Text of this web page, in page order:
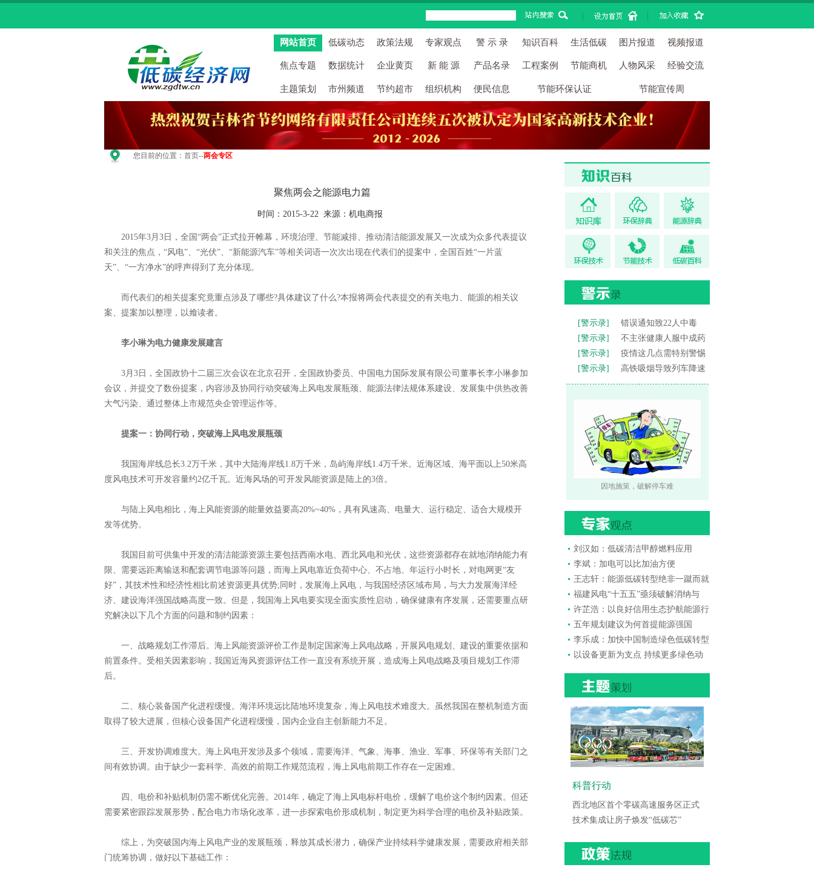
| |
网站首页 低碳动态 政策法规 专家观点 警 示 录 知识百科 生活低碳 图片报道 视频报道
焦点专题 数据统计 企业黄页 新 能 源 产品名录 工程案例 节能商机 人物风采 经验交流
主题策划 市州频道 节约超市 组织机构 便民信息 节能环保认证 节能宣传周
您目前的位置： 首页--两会专区
聚焦两会之能源电力篇
时间：2015-3-22 来源：机电商报
2015年3月3日，全国“两会”正式拉开帷幕，环境治理、节能减排、推动清洁能源发展又一次成为众多代表提议
和关注的焦点，“风电”、“光伏”、“新能源汽车”等相关词语一次次出现在代表们的提案中，全国百姓“一片蓝
天”、“一方净水”的呼声得到了充分体现。
而代表们的相关提案究竟重点涉及了哪些?具体建议了什么?本报将两会代表提交的有关电力、能源的相关议
案、提案加以整理，以飨读者。
李小琳为电力健康发展建言
3月3日，全国政协十二届三次会议在北京召开，全国政协委员、中国电力国际发展有限公司董事长李小琳参加
会议，并提交了数份提案，内容涉及协同行动突破海上风电发展瓶颈、能源法律法规体系建设、发展集中供热改善
大气污染、通过整体上市规范央企管理运作等。
提案一：协同行动，突破海上风电发展瓶颈
我国海岸线总长3.2万千米，其中大陆海岸线1.8万千米，岛屿海岸线1.4万千米。近海区域、海平面以上50米高
度风电技术可开发容量约2亿千瓦。近海风场的可开发风能资源是陆上的3倍。
与陆上风电相比，海上风能资源的能量效益要高20%~40%，具有风速高、电量大、运行稳定、适合大规模开
发等优势。
我国目前可供集中开发的清洁能源资源主要包括西南水电、西北风电和光伏，这些资源都存在就地消纳能力有
限、需要远距离输送和配套调节电源等问题，而海上风电靠近负荷中心、不占地、年运行小时长，对电网更“友
好”，其技术性和经济性相比前述资源更具优势;同时，发展海上风电，与我国经济区域布局，与大力发展海洋经
济、建设海洋强国战略高度一致。但是，我国海上风电要实现全面实质性启动，确保健康有序发展，还需要重点研
究解决以下几个方面的问题和制约因素：
一、战略规划工作滞后。海上风能资源评价工作是制定国家海上风电战略，开展风电规划、建设的重要依据和
前置条件。受相关因素影响，我国近海风资源评估工作一直没有系统开展，造成海上风电战略及项目规划工作滞
后。
二、核心装备国产化进程缓慢。海洋环境远比陆地环境复杂，海上风电技术难度大。虽然我国在整机制造方面
取得了较大进展，但核心设备国产化进程缓慢，国内企业自主创新能力不足。
三、开发协调难度大。海上风电开发涉及多个领域，需要海洋、气象、海事、渔业、军事、环保等有关部门之
间有效协调。由于缺少一套科学、高效的前期工作规范流程，海上风电前期工作存在一定困难。
四、电价和补贴机制仍需不断优化完善。2014年，确定了海上风电标杆电价，缓解了电价这个制约因素。但还
需要紧密跟踪发展形势，配合电力市场化改革，进一步探索电价形成机制，制定更为科学合理的电价及补贴政策。
综上，为突破国内海上风电产业的发展瓶颈，释放其成长潜力，确保产业持续科学健康发展，需要政府相关部
门统筹协调，做好以下基础工作：
[警示录]
错误通知致22人中毒
[警示录]
不主张健康人服中成药
[警示录]
疫情这几点需特别警惕
[警示录]
高铁吸烟导致列车降速
因地施策，破解停车难
刘汉如：低碳清洁甲醇燃料应用
李斌：加电可以比加油方便
王志轩：能源低碳转型绝非一蹴而就
福建风电“十五五”亟须破解消纳与
许芷浩：以良好信用生态护航能源行
五年规划建议为何首提能源强国
李乐成：加快中国制造绿色低碳转型
以设备更新为支点 持续更多绿色动
科普行动
西北地区首个零碳高速服务区正式
技术集成让房子焕发“低碳芯”